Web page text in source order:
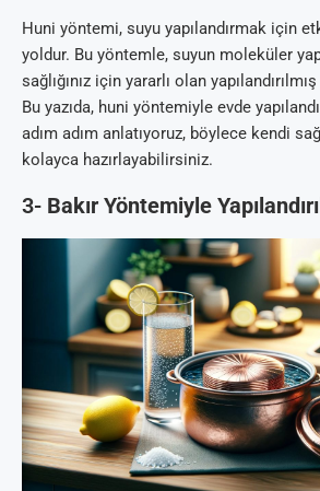
Huni yöntemi, suyu yapılandırmak için
yoldur. Bu yöntemle, suyun moleküler
sağlığınız için yararlı olan
Bu yazıda, huni yöntemiyle evde
adım adım anlatıyoruz, böylece kendi
kolayca hazırlayabilirsiniz.
3- Bakır Yöntemiyle